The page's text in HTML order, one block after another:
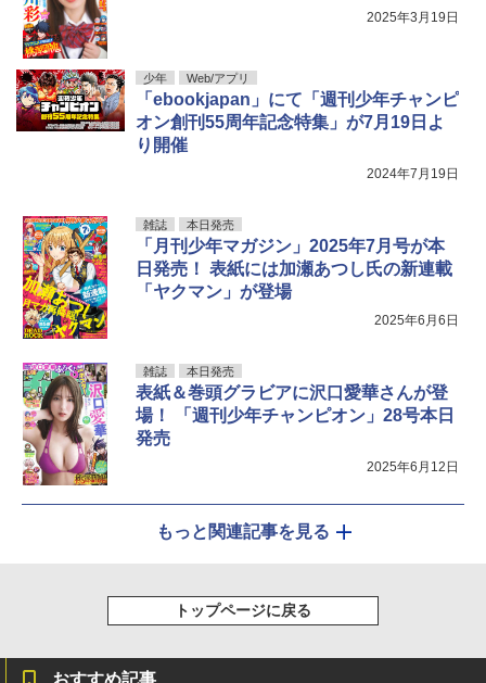
2025年3月19日
少年 Web/アプリ
「ebookjapan」にて「週刊少年チャンピ
オン創刊55周年記念特集」が7月19日よ
り開催
2024年7月19日
雑誌 本日発売
「月刊少年マガジン」2025年7月号が本
日発売！ 表紙には加瀬あつし氏の新連載
「ヤクマン」が登場
2025年6月6日
雑誌 本日発売
表紙＆巻頭グラビアに沢口愛華さんが登
場！ 「週刊少年チャンピオン」28号本日
発売
2025年6月12日
もっと関連記事を見る
トップページに戻る